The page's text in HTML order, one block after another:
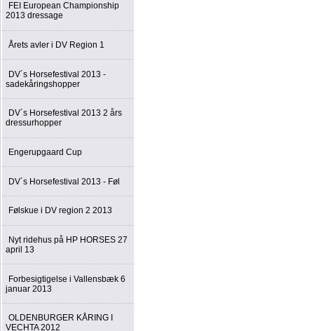
FEI European Championship
2013 dressage
Årets avler i DV Region 1
DV´s Horsefestival 2013 -
sadekåringshopper
DV´s Horsefestival 2013 2 års
dressurhopper
Engerupgaard Cup
DV´s Horsefestival 2013 - Føl
Følskue i DV region 2 2013
Nyt ridehus på HP HORSES 27
april 13
Forbesigtigelse i Vallensbæk 6
januar 2013
OLDENBURGER KÅRING I
VECHTA 2012